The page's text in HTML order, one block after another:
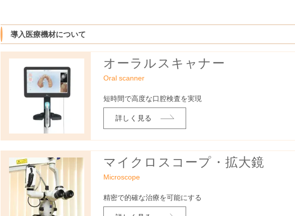
導入医療機材について
オーラルスキャナー
Oral scanner
短時間で高度な口腔検査を実現
詳しく見る
マイクロスコープ・拡大鏡
Microscope
精密で的確な治療を可能にする